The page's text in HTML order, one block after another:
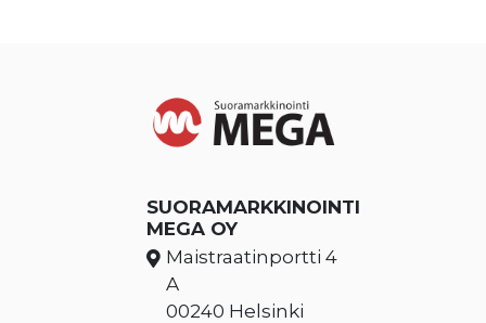
SUORAMARKKINOINTI
MEGA OY
Maistraatinportti 4
A
00240 Helsinki